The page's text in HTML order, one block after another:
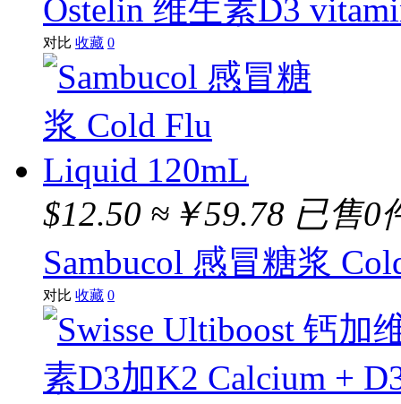
Ostelin 维生素D3
对比 收藏 0
$12.50 ≈￥59.78 已售0
Sambucol 感冒糖浆
对比 收藏 0